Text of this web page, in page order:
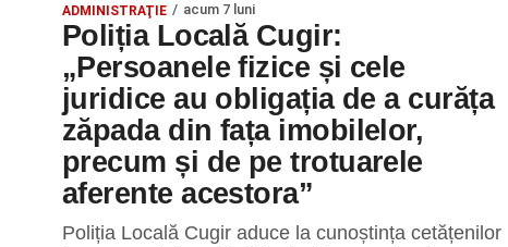
ADMINISTRAŢIE acum 7 luni
Poliția Locală Cugir:
„Persoanele fizice și cele
juridice au obligația de a curăța
zăpada din fața imobilelor,
precum și de pe trotuarele
aferente acestora”
Poliția Locală Cugir aduce la cunoștința cetățenilor